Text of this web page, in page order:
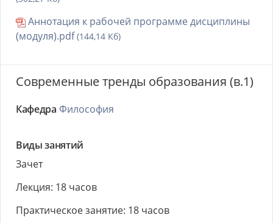
Аннотация к рабочей программе дисциплины
(модуля).pdf(144,14 Кб)
Современные тренды образования (в.1)
Кафедра Философия
Виды занятий
Зачет
Лекция: 18 часов
Практическое занятие: 18 часов